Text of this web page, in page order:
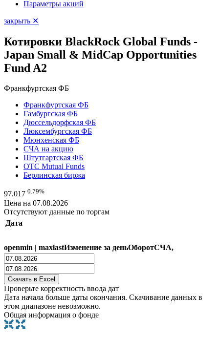
Параметры акций
закрыть ✕
Котировки BlackRock Global Funds -
Japan Small & MidCap Opportunities
Fund A2
Франкфуртская ФБ
Франкфуртская ФБ
Гамбургская ФБ
Дюссельдорфская ФБ
Люксембургская ФБ
Мюнхенская ФБ
СЧА на акцию
Штутгартская ФБ
OTC Mutual Funds
Берлинская биржа
97.017 0.79%
Цена на 07.08.2026
Отсутствуют данные по торгам
Дата
openmin | maxlastИзменение за деньОборотСЧА,
Проверьте корректность ввода дат
Дата начала больше даты окончания. Скачивание данных в
этом диапазоне невозможно.
Общая информация о фонде